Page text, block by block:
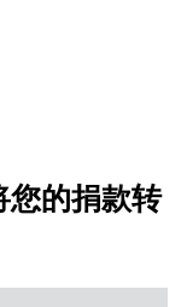
您的捐款转